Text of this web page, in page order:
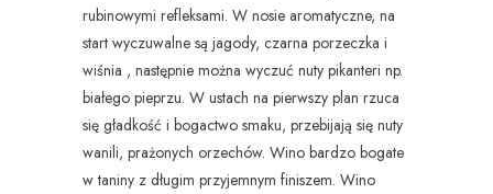
rubinowymi refleksami. W nosie aromatyczne, na
start wyczuwalne są jagody, czarna porzeczka i
wiśnia , następnie można wyczuć nuty pikanteri np.
białego pieprzu. W ustach na pierwszy plan rzuca
się gładkość i bogactwo smaku, przebijają się nuty
wanili, prażonych orzechów. Wino bardzo bogate
w taniny z długim przyjemnym finiszem. Wino